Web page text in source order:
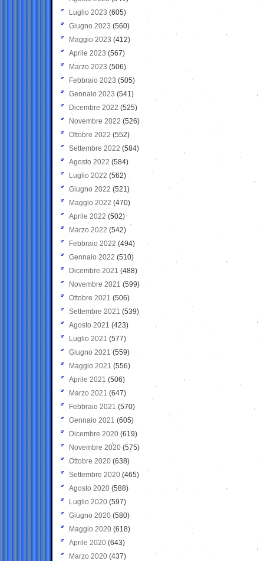
Luglio 2023 (605)
Giugno 2023 (560)
Maggio 2023 (412)
Aprile 2023 (567)
Marzo 2023 (506)
Febbraio 2023 (505)
Gennaio 2023 (541)
Dicembre 2022 (525)
Novembre 2022 (526)
Ottobre 2022 (552)
Settembre 2022 (584)
Agosto 2022 (584)
Luglio 2022 (562)
Giugno 2022 (521)
Maggio 2022 (470)
Aprile 2022 (502)
Marzo 2022 (542)
Febbraio 2022 (494)
Gennaio 2022 (510)
Dicembre 2021 (488)
Novembre 2021 (599)
Ottobre 2021 (506)
Settembre 2021 (539)
Agosto 2021 (423)
Luglio 2021 (577)
Giugno 2021(559)
Maggio 2021 (556)
Aprile 2021 (506)
Marzo 2021 (647)
Febbraio 2021 (570)
Gennaio 2021 (605)
Dicembre 2020 (619)
Novembre 2020 (575)
Ottobre 2020 (638)
Settembre 2020(465)
Agosto 2020 (588)
Luglio 2020 (597)
Giugno 2020 (580)
Maggio 2020 (618)
Aprile 2020 (643)
Marzo 2020 (437)